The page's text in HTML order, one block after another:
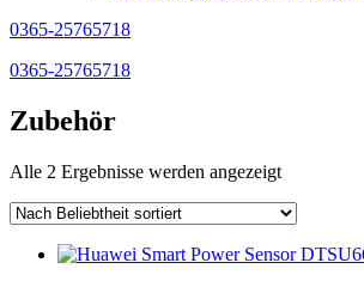
0365-25765718
0365-25765718
Zubehör
Alle 2 Ergebnisse werden angezeigtNach
sortiert